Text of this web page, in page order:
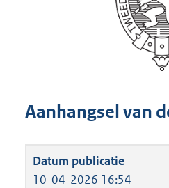
Aanhangsel van
10-04-2026 16:54